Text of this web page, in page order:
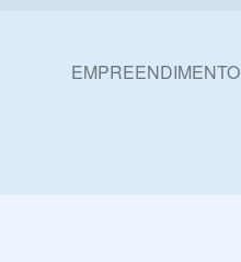
Pular para o conteúdo
EMPREENDIMENTO